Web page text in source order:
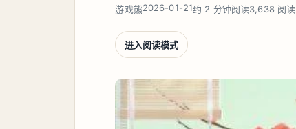
游戏熊2026-01-21约 2 分钟阅读3,638 阅读
进入阅读模式